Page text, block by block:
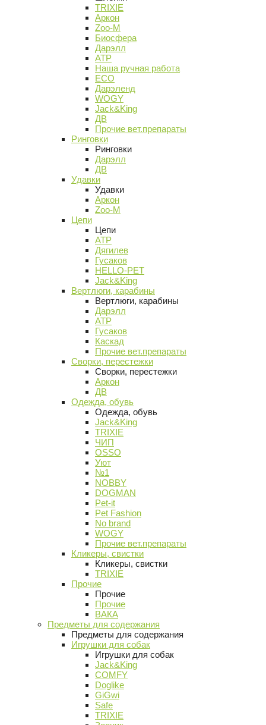
TRIXIE
Аркон
Zoo-M
Биосфера
Дарэлл
АТР
Наша ручная работа
ECO
Дарэленд
WOGY
Jack&King
ДВ
Прочие вет.препараты
Ринговки
Ринговки
Дарэлл
ДВ
Удавки
Удавки
Аркон
Zoo-M
Цепи
Цепи
АТР
Дягилев
Гусаков
HELLO-PET
Jack&King
Вертлюги, карабины
Вертлюги, карабины
Дарэлл
АТР
Гусаков
Каскад
Прочие вет.препараты
Сворки, перестежки
Сворки, перестежки
Аркон
ДВ
Одежда, обувь
Одежда, обувь
Jack&King
TRIXIE
ЧИП
OSSO
Уют
№1
NOBBY
DOGMAN
Pet-it
Pet Fashion
No brand
WOGY
Прочие вет.препараты
Кликеры, свистки
Кликеры, свистки
TRIXIE
Прочие
Прочие
Прочие
ВАКА
Предметы для содержания
Предметы для содержания
Игрушки для собак
Игрушки для собак
Jack&King
COMFY
Doglike
GiGwi
Safe
TRIXIE